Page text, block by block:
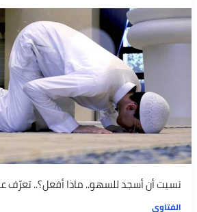
نسيت أن أسجد للسهو.. ماذا أفعل؟.. تعرّف
الفتاوى